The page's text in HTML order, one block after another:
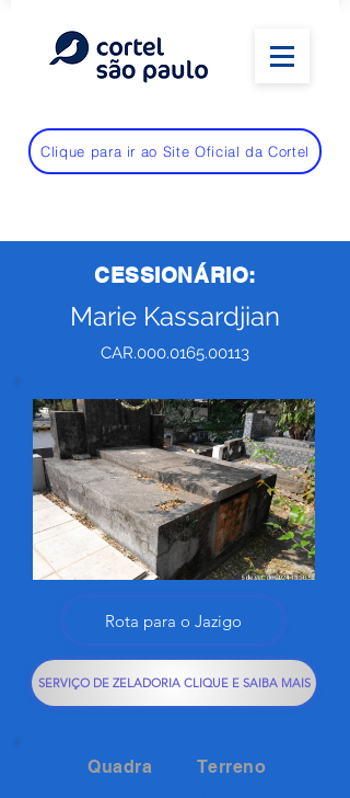
Clique para ir ao Site Oficial da Cortel
CESSIONÁRIO:
Marie Kassardjian
CAR.000.0165.00113
Rota para o Jazigo
SERVIÇO DE ZELADORIA CLIQUE E SAIBA MAIS
Quadra Terreno